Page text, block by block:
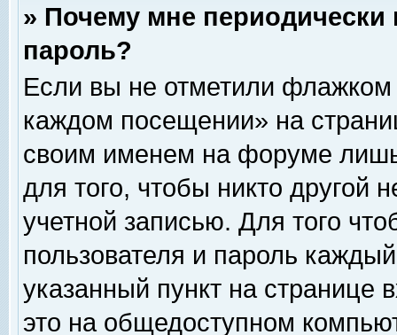
» Почему мне
пароль?
Если вы не отметили флажком
каждом посещении» на
своим именем на форуме
для того, чтобы никто другой
учетной записью. Для того
пользователя и пароль
указанный пункт на
это на общедоступном